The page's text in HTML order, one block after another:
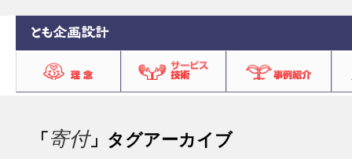
「寄付」タグアーカイブ